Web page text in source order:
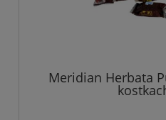
Meridian Herbata